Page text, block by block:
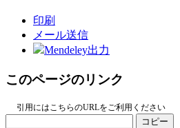
印刷
メール送信
Mendeley出力
このページのリンク
引用にはこちらのURLをご利用ください
コピー